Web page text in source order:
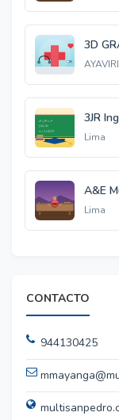
3D
AYAVIRI
3JR
Lima
A&E
Lima
CONTACTO
944130425